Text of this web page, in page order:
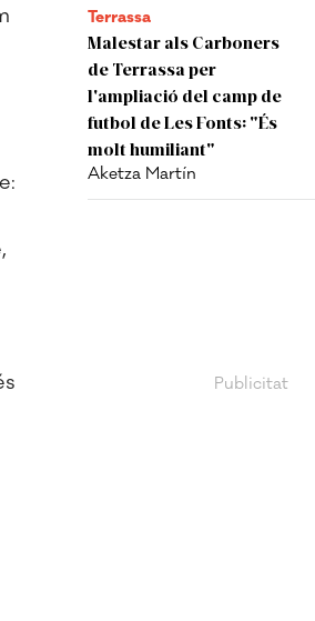
Terrassa
Malestar als Carboners
de Terrassa per
l'ampliació del camp de
futbol de Les Fonts: "És
molt humiliant"
Aketza Martín